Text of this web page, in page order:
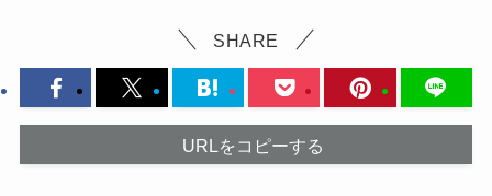
SHARE
URLをコピーする